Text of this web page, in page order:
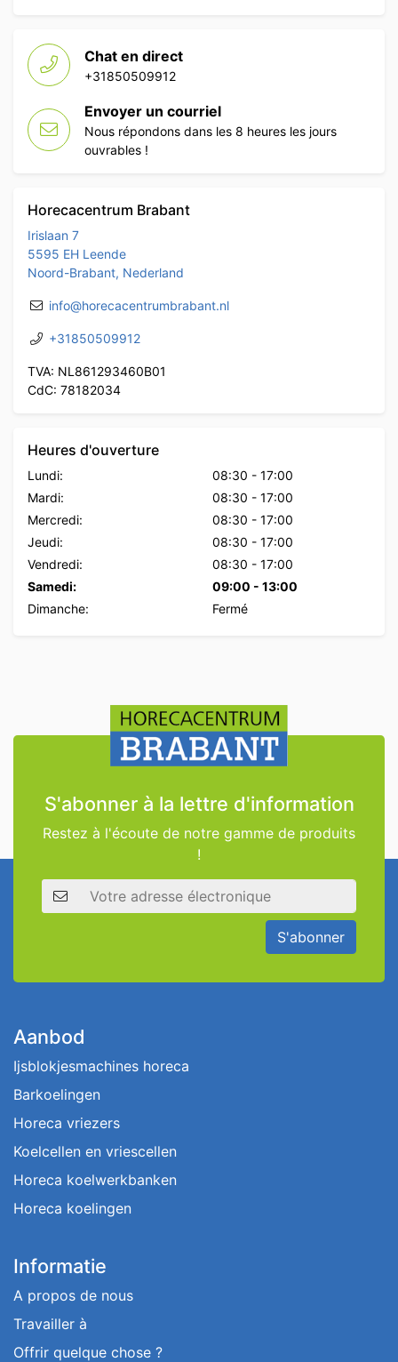
Chat en direct
+31850509912
Envoyer un courriel
Nous répondons dans les 8 heures les jours
ouvrables !
Horecacentrum Brabant
Irislaan 7
5595 EH Leende
Noord-Brabant, Nederland
info@horecacentrumbrabant.nl
+31850509912
TVA: NL861293460B01
CdC: 78182034
Heures d'ouverture
Lundi: 08:30 - 17:00
Mardi:
08:30 - 17:00
Mercredi:
08:30 - 17:00
Jeudi:
08:30 - 17:00
Vendredi:
08:30 - 17:00
Samedi:
09:00 - 13:00
Dimanche:
Fermé
S'abonner à la lettre d'information
Restez à l'écoute de notre gamme de produits
!
Adresse électronique
S'abonner
Aanbod
Ijsblokjesmachines horeca
Barkoelingen
Horeca vriezers
Koelcellen en vriescellen
Horeca koelwerkbanken
Horeca koelingen
Informatie
A propos de nous
Travailler à
Offrir quelque chose ?